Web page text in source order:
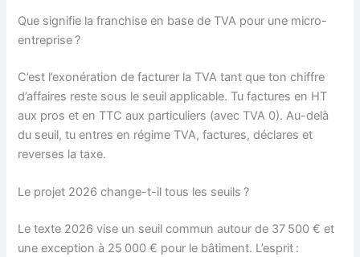
Que signifie la franchise en base de TVA pour une micro-
entreprise ?
C’est l’exonération de facturer la TVA tant que ton chiffre
d’affaires reste sous le seuil applicable. Tu factures en HT
aux pros et en TTC aux particuliers (avec TVA 0). Au-delà
du seuil, tu entres en régime TVA, factures, déclares et
reverses la taxe.
Le projet 2026 change-t-il tous les seuils ?
Le texte 2026 vise un seuil commun autour de 37 500 € et
une exception à 25 000 € pour le bâtiment. L’esprit :